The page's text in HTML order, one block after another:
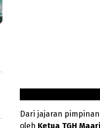
Dari jajaran
oleh Ketua TGH